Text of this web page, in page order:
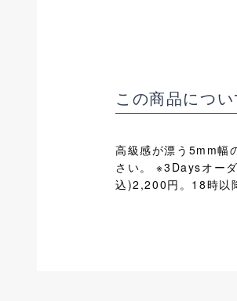
この商品につい
高級感が漂う5mm幅
さい。 ※3Daysオー
込)2,200円。18時以